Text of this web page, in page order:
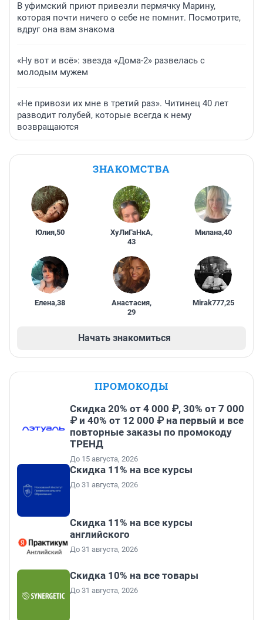
В уфимский приют привезли пермячку Марину,
которая почти ничего о себе не помнит. Посмотрите,
вдруг она вам знакома
«Ну вот и всё»: звезда «Дома-2» развелась с
молодым мужем
«Не привози их мне в третий раз». Читинец 40 лет
разводит голубей, которые всегда к нему
возвращаются
ЗНАКОМСТВА
Юлия,50 ХуЛиГаНкА,
43
Милана,40
Елена,38 Анастасия,
29
Mirak777,25
Начать знакомиться
ПРОМОКОДЫ
Скидка 20% от 4 000 ₽, 30% от 7 000
₽ и 40% от 12 000 ₽ на первый и все
повторные заказы по промокоду
ТРЕНД
До 15 августа, 2026
Скидка 11% на все курсы
До 31 августа, 2026
Скидка 11% на все курсы
английского
До 31 августа, 2026
Скидка 10% на все товары
До 31 августа, 2026